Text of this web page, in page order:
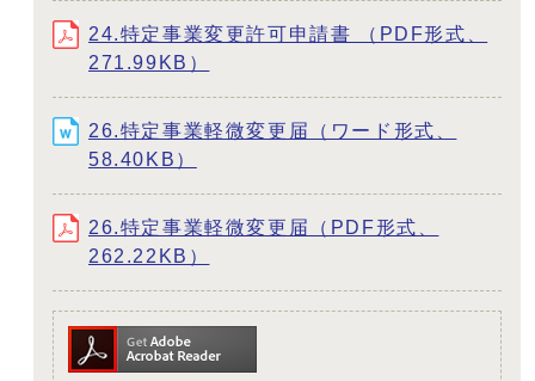
24.特定事業変更許可申請書 （PDF形式、
271.99KB）
26.特定事業軽微変更届（ワード形式、
58.40KB）
26.特定事業軽微変更届（PDF形式、
262.22KB）